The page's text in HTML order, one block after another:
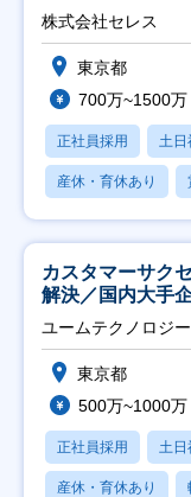
株式会社セレス
東京都
700万~1500万
正社員採用 土日
産休・育休あり
カスタマーサク
解決／国内大手
ユームテクノロジ
東京都
500万~1000万
正社員採用 土日
産休・育休あり